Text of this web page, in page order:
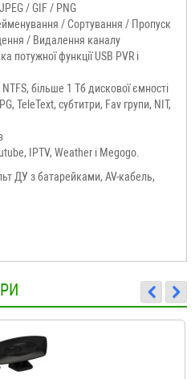
/ GIF / PNG
/ Сортування / Пропуск
/ Видалення каналу
потужної функції USB PVR і
більше 1 Тб дискової ємності
TeleText, субтитри, Fav групи, NIT,
IPTV, Weather і Megogo.
ДУ з батарейками, AV-кабель,